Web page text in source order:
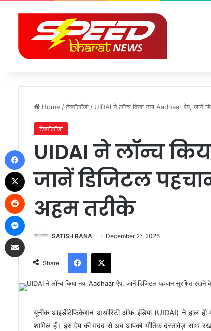
Home /टेक्नॉलॉजी / UIDAI ने लॉन्च किया नया Aadhaar ऐप, जानें
टेक्नॉलॉजी
UIDAI ने लॉन्च
जानें डिजिटल
अहम तरीके
SATISH RANA December 27, 2025
Share
Facebook
X
यूनीक आइडेंटिफिकेशन अथॉरिटी ऑफ इंडिया (UIDAI) ने हाल ही
शामिल हैं। इस ऐप की मदद से अब आपको भौतिक दस्तावेज़ साथ
Messenger
Share via Email